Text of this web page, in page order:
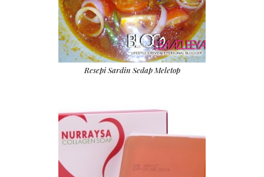
Resepi Sardin Sedap Meletop